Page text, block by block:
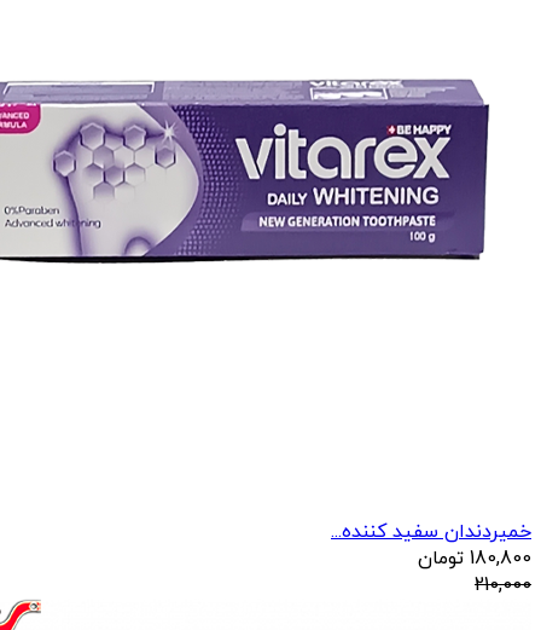
خمیردندان سفید کننده...
180,800 تومان
210,000